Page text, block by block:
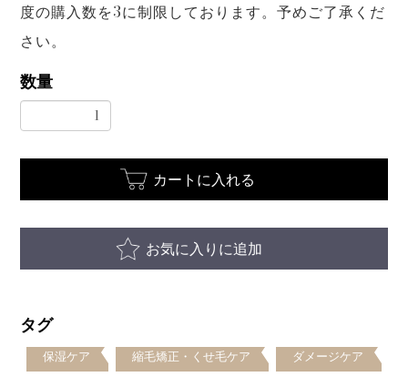
度の購入数を3に制限しております。予めご了承くだ
さい。
数量
カートに入れる
お気に入りに追加
タグ
保湿ケア 縮毛矯正・くせ毛ケア ダメージケア